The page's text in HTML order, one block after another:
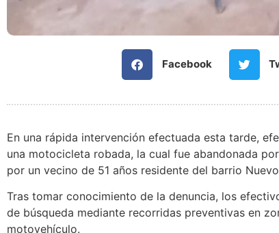
Facebook
En una rápida intervención efectuada esta tarde,
una motocicleta robada, la cual fue abandonada
por un vecino de 51 años residente del barrio
Tras tomar conocimiento de la denuncia, los
de búsqueda mediante recorridas preventivas en
motovehículo.